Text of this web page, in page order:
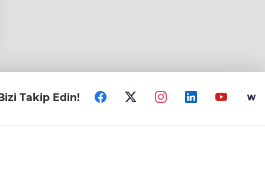
Takip Edin!